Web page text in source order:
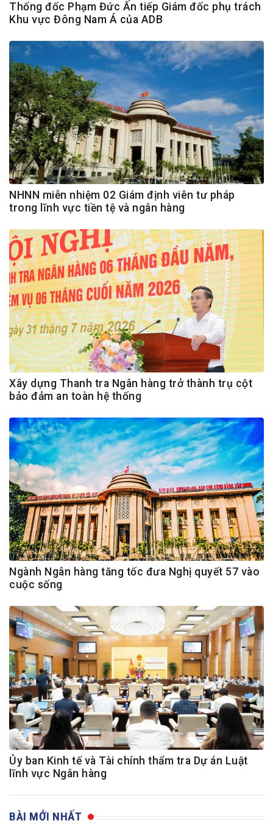
Thống đốc Phạm Đức Ấn tiếp Giám đốc phụ trách
Khu vực Đông Nam Á của ADB
NHNN miễn nhiệm 02 Giám định viên tư pháp
trong lĩnh vực tiền tệ và ngân hàng
Xây dựng Thanh tra Ngân hàng trở thành trụ cột
bảo đảm an toàn hệ thống
Ngành Ngân hàng tăng tốc đưa Nghị quyết 57 vào
cuộc sống
Ủy ban Kinh tế và Tài chính thẩm tra Dự án Luật
lĩnh vực Ngân hàng
BÀI MỚI NHẤT